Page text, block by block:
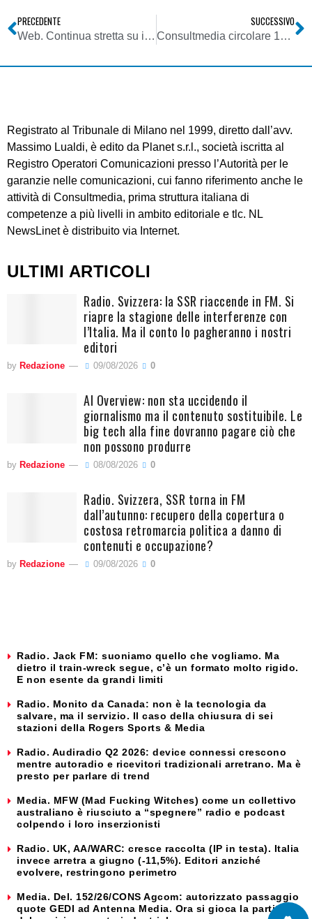
PRECEDENTE
Web. Continua stretta su influencer, Agcm sanziona Big Luca e Michele Leka. Autorità assume impegni da Marani, Berton, Mourai e Caiazzo
SUCCESSIVO
Consultmedia circolare 160625 su bando Editoria 2025 Regione Sicilia per l’erogazione contributi a fondo perduto per emittenti radiotelevisive
Registrato al Tribunale di Milano nel 1999, diretto dall’avv.
Massimo Lualdi, è edito da Planet s.r.l., società iscritta al
Registro Operatori Comunicazioni presso l’Autorità per le
garanzie nelle comunicazioni, cui fanno riferimento anche le
attività di Consultmedia, prima struttura italiana di
competenze a più livelli in ambito editoriale e tlc. NL
NewsLinet è distribuito via Internet.
ULTIMI ARTICOLI
Radio. Svizzera: la SSR riaccende in FM. Si
riapre la stagione delle interferenze con
l’Italia. Ma il conto lo pagheranno i nostri
editori
by Redazione 09/08/2026 0
AI Overview: non sta uccidendo il
giornalismo ma il contenuto sostituibile. Le
big tech alla fine dovranno pagare ciò che
non possono produrre
by Redazione 08/08/2026 0
Radio. Svizzera, SSR torna in FM
dall’autunno: recupero della copertura o
costosa retromarcia politica a danno di
contenuti e occupazione?
by Redazione 09/08/2026 0
Radio. Jack FM: suoniamo quello che vogliamo. Ma
dietro il train-wreck segue, c’è un formato molto rigido.
E non esente da grandi limiti
Radio. Monito da Canada: non è la tecnologia da
salvare, ma il servizio. Il caso della chiusura di sei
stazioni della Rogers Sports & Media
Radio. Audiradio Q2 2026: device connessi crescono
mentre autoradio e ricevitori tradizionali arretrano. Ma è
presto per parlare di trend
Media. MFW (Mad Fucking Witches) come un collettivo
australiano è riusciuto a “spegnere” radio e podcast
colpendo i loro inserzionisti
Radio. UK, AA/WARC: cresce raccolta (IP in testa). Italia
invece arretra a giugno (-11,5%). Editori anziché
evolvere, restringono perimetro
Media. Del. 152/26/CONS Agcom: autorizzato passaggio
quote GEDI ad Antenna Media. Ora si gioca la partita